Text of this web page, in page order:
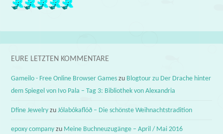
EURE LETZTEN KOMMENTARE
Gameilo - Free Online Browser Games zu Blogtour zu Der Drache hinter
dem Spiegel von Ivo Pala – Tag 3: Bibliothek von Alexandria
Dfine Jewelry zuJólabókaflóð – Die schönste Weihnachtstradition
epoxy company zu Meine Buchneuzugänge – April / Mai 2016